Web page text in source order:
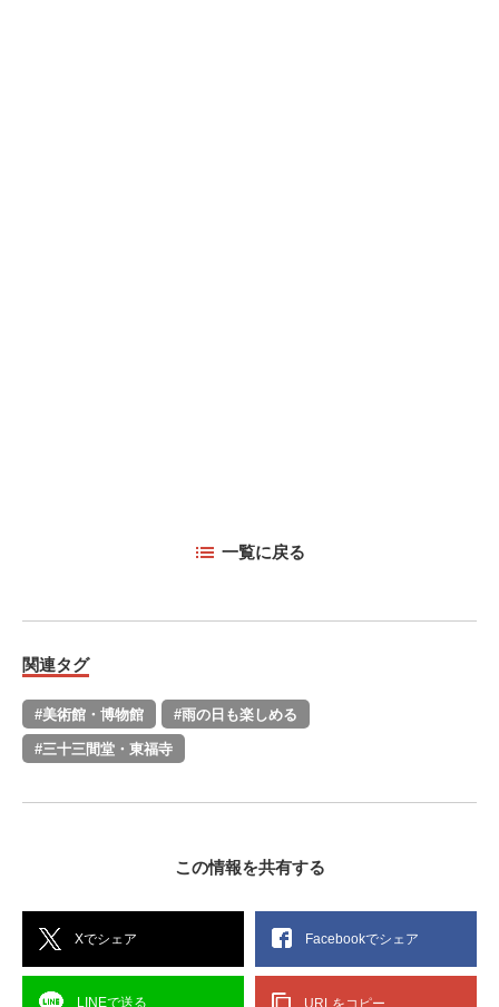
一覧に戻る
関連タグ
#美術館・博物館 #雨の日も楽しめる
#三十三間堂・東福寺
この情報を共有する
Xでシェア Facebookでシェア
LINEで送る URLをコピー